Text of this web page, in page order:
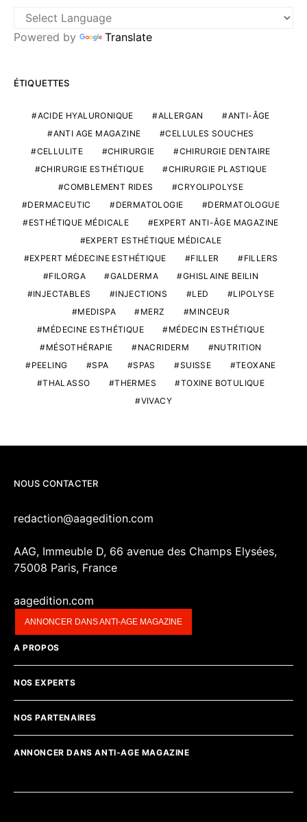
Powered by Translate
ÉTIQUETTES
ACIDE HYALURONIQUE ALLERGAN
ANTI-ÂGE
ANTI AGE MAGAZINE
CELLULES SOUCHES
CELLULITE
CHIRURGIE
CHIRURGIE DENTAIRE
CHIRURGIE ESTHÉTIQUE
CHIRURGIE PLASTIQUE
COMBLEMENT RIDES
CRYOLIPOLYSE
DERMACEUTIC
DERMATOLOGIE
DERMATOLOGUE
ESTHÉTIQUE MÉDICALE
EXPERT ANTI-ÂGE MAGAZINE
EXPERT ESTHÉTIQUE MÉDICALE
EXPERT MÉDECINE ESTHÉTIQUE
FILLER
FILLERS
FILORGA
GALDERMA
GHISLAINE BEILIN
INJECTABLES
INJECTIONS LED
LIPOLYSE
MEDISPA
MERZ
MINCEUR
MÉDECINE ESTHÉTIQUE
MÉDECIN ESTHÉTIQUE
MÉSOTHÉRAPIE
NACRIDERM
NUTRITION
PEELING
SPA SPAS SUISSE
TEOXANE
THALASSO
THERMES
TOXINE BOTULIQUE
VIVACY
NOUS CONTACTER
redaction@aagedition.com
AAG, Immeuble D, 66 avenue des Champs Elysées,
75008 Paris, France
aagedition.com
ANNONCER DANS ANTI-AGE MAGAZINE
A PROPOS
NOS EXPERTS
NOS PARTENAIRES
ANNONCER DANS ANTI-AGE MAGAZINE